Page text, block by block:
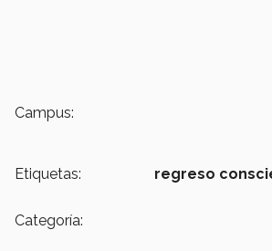
Campus:
Etiquetas: regreso
Categoría: